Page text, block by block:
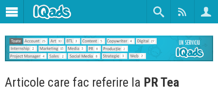
Articole care fac referire la PR Tea